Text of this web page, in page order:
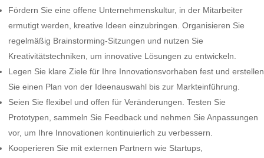
Fördern Sie eine offene Unternehmenskultur, in der Mitarbeiter
ermutigt werden, kreative Ideen einzubringen. Organisieren Sie
regelmäßig Brainstorming-Sitzungen und nutzen Sie
Kreativitätstechniken, um innovative Lösungen zu entwickeln.
Legen Sie klare Ziele für Ihre Innovationsvorhaben fest und erstellen
Sie einen Plan von der Ideenauswahl bis zur Markteinführung.
Seien Sie flexibel und offen für Veränderungen. Testen Sie
Prototypen, sammeln Sie Feedback und nehmen Sie Anpassungen
vor, um Ihre Innovationen kontinuierlich zu verbessern.
Kooperieren Sie mit externen Partnern wie Startups,